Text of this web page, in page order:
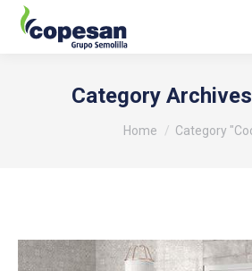
Category
You are here:
Home Category